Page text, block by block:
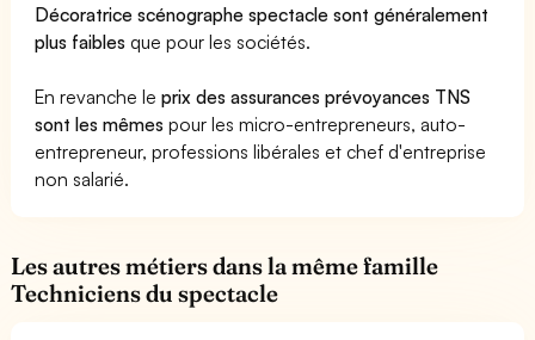
Décoratrice scénographe spectacle sont généralement
plus faibles que pour les sociétés.
En revanche leprix des assurances prévoyances TNS
sont les mêmes pour les micro-entrepreneurs, auto-
entrepreneur, professions libérales et chef d'entreprise
non salarié.
Les autres métiers dans la même famille
Techniciens du spectacle